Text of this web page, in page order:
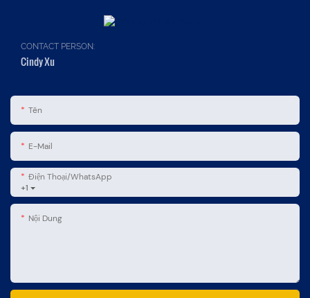
CONTACT PERSON:
Cindy Xu
Tên
E-Mail
+1
Điện Thoại/WhatsApp
Nội Dung